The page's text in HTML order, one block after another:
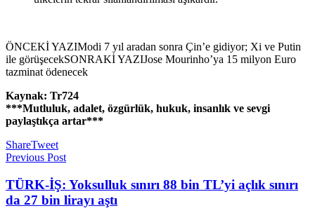
ÖNCEKİ YAZIModi 7 yıl aradan sonra Çin’e gidiyor; Xi ve Putin
ile görüşecekSONRAKİ YAZIJose Mourinho’ya 15 milyon Euro
tazminat ödenecek
Kaynak: Tr724
***Mutluluk, adalet, özgürlük, hukuk, insanlık ve sevgi
paylaştıkça artar***
ShareTweet
Previous Post
TÜRK-İŞ: Yoksulluk sınırı 88 bin TL’yi açlık sınırı
da 27 bin lirayı aştı